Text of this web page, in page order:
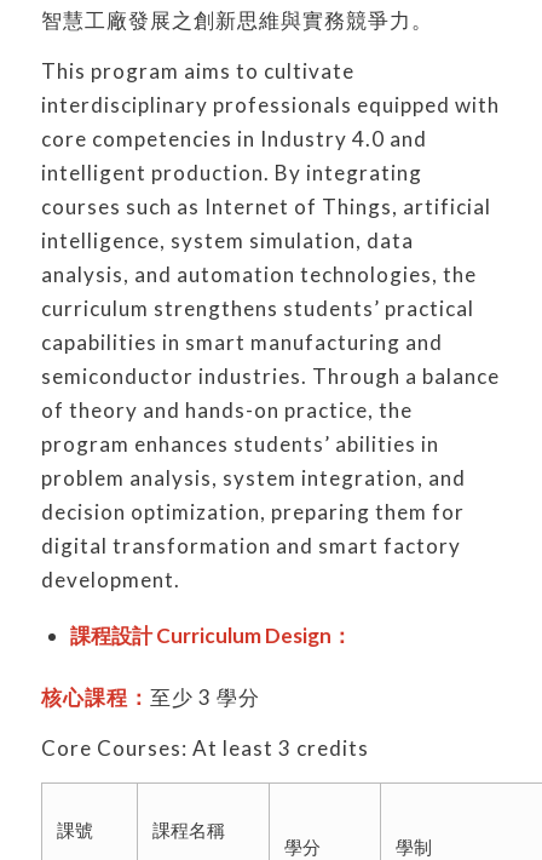
智慧工廠發展之創新思維與實務競爭力。
This program aims to cultivate
interdisciplinary professionals equipped with
core competencies in Industry 4.0 and
intelligent production. By integrating
courses such as Internet of Things, artificial
intelligence, system simulation, data
analysis, and automation technologies, the
curriculum strengthens students’ practical
capabilities in smart manufacturing and
semiconductor industries. Through a balance
of theory and hands-on practice, the
program enhances students’ abilities in
problem analysis, system integration, and
decision optimization, preparing them for
digital transformation and smart factory
development.
課程設計 Curriculum Design：
核心課程： 至少 3 學分
Core Courses: At least 3 credits
課號 課程名稱
學分 學制